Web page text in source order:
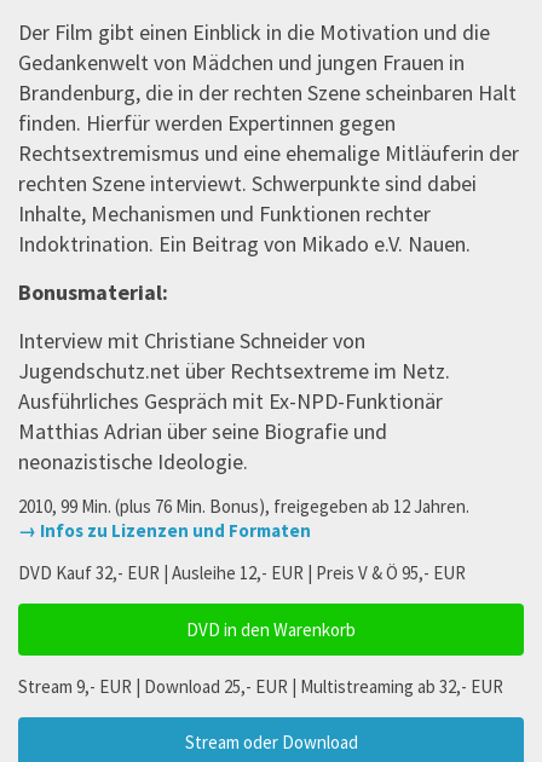
Der Film gibt einen Einblick in die Motivation und die
Gedankenwelt von Mädchen und jungen Frauen in
Brandenburg, die in der rechten Szene scheinbaren Halt
finden. Hierfür werden Expertinnen gegen
Rechtsextremismus und eine ehemalige Mitläuferin der
rechten Szene interviewt. Schwerpunkte sind dabei
Inhalte, Mechanismen und Funktionen rechter
Indoktrination. Ein Beitrag von Mikado e.V. Nauen.
Bonusmaterial:
Interview mit Christiane Schneider von
Jugendschutz.net über Rechtsextreme im Netz.
Ausführliches Gespräch mit Ex-NPD-Funktionär
Matthias Adrian über seine Biografie und
neonazistische Ideologie.
2010, 99 Min. (plus 76 Min. Bonus), freigegeben ab 12 Jahren.
→ Infos zu Lizenzen und Formaten
DVD Kauf 32,- EUR | Ausleihe 12,- EUR | Preis V & Ö 95,- EUR
DVD in den Warenkorb
Stream 9,- EUR | Download 25,- EUR | Multistreaming ab 32,- EUR
Stream oder Download